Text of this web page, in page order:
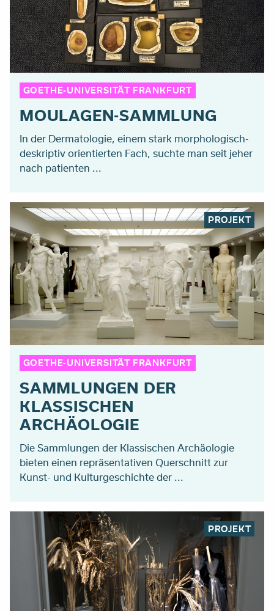
GOETHE-UNIVERSITÄT FRANKFURT
MOULAGEN-SAMMLUNG
In der Dermatologie, einem stark morphologisch-
deskriptiv orientierten Fach, suchte man seit jeher
nach patienten ...
PROJEKT
GOETHE-UNIVERSITÄT FRANKFURT
SAMMLUNGEN DER
KLASSISCHEN
ARCHÄOLOGIE
Die Sammlungen der Klassischen Archäologie
bieten einen repräsentativen Querschnitt zur
Kunst- und Kulturgeschichte der ...
PROJEKT